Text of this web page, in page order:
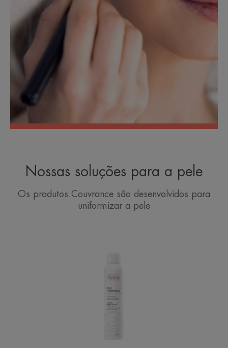
Nossas soluções para a pele
Os produtos Couvrance são desenvolvidos para
uniformizar a pele
Termal